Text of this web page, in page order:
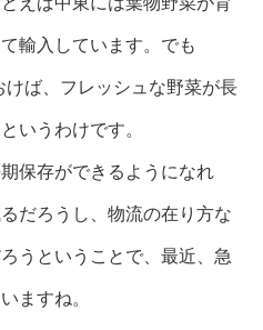
輸入しています。でも
ば、フレッシュな野菜が長
いうわけです。
保存ができるようになれ
だろうし、物流の在り方な
うということで、最近、急
ますね。